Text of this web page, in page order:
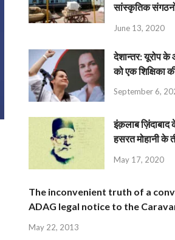
सांस्कृतिक संगठनों
June 13, 2020
देशान्‍तर: यूरोप के
को एक शिक्षिका
September 6,
इंक़लाब
हसरत मोहानी के
May 17, 2020
The inconvenient truth of a
ADAG legal notice to the
May 22, 2013